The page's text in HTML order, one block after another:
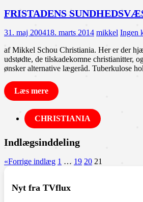
FRISTADENS
31. maj 200418. marts 2014 mikkel Ingen
af Mikkel Schou Christiania. Her er der
udstødte, de tilskadekomne christianitter,
ønsker alternative lægeråd. Tuberkulose
Læs mere
CHRISTIANIA
Indlægsinddeling
«Forrige indlæg 1 … 19 20 21
Nyt fra TVflux